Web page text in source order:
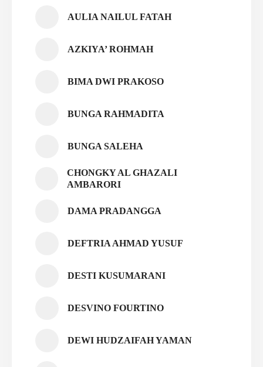
AULIA NAILUL FATAH
AZKIYA’ ROHMAH
BIMA DWI PRAKOSO
BUNGA RAHMADITA
BUNGA SALEHA
CHONGKY AL GHAZALI
AMBARORI
DAMA PRADANGGA
DEFTRIA AHMAD YUSUF
DESTI KUSUMARANI
DESVINO FOURTINO
DEWI HUDZAIFAH YAMAN